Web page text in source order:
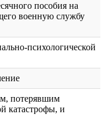
пособия на
военную службу
психологической
потерявшим
катастрофы, и